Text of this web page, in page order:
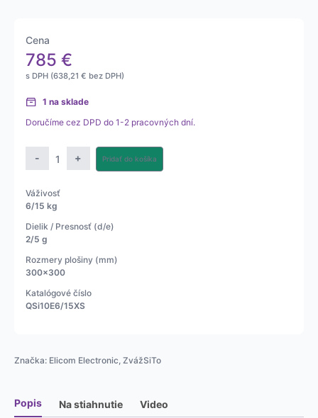
Cena
785 €
s DPH (638,21 € bez DPH)
1 na sklade
Doručíme cez DPD do 1-2 pracovných dní.
-
množstvo
Etiketovacia
QSi10
+ Pridať do košíka
Váživosť
6/15 kg
Dielik / Presnosť (d/e)
2/5 g
Rozmery plošiny (mm)
300x300
Katalógové číslo
QSi10E6/15XS
Značka: Elicom Electronic ZvážSiTo
Popis Na stiahnutie Video